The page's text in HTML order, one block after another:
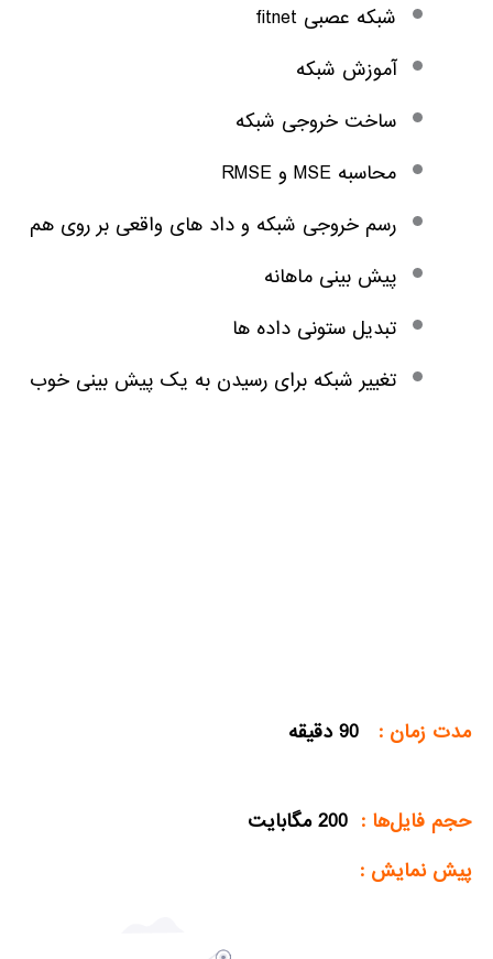
شبکه عصبی fitnet
آموزش شبکه
ساخت خروجی شبکه
محاسبه MSE و RMSE
رسم خروجی شبکه و داد های واقعی بر روی هم
پیش بینی ماهانه
تبدیل ستونی داده ها
تغییر شبکه برای رسیدن به یک پیش بینی خوب
مدت زمان : 90 دقیقه
حجم فایل‌ها : 200 مگابایت
پیش نمایش :